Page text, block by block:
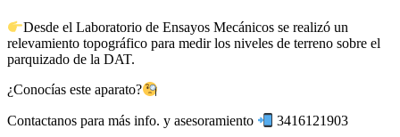
Desde el Laboratorio de Ensayos Mecánicos se realizó un
relevamiento topográfico para medir los niveles de terreno sobre el
parquizado de la DAT.
¿Conocías este aparato?
Contactanos para más info. y asesoramiento 3416121903